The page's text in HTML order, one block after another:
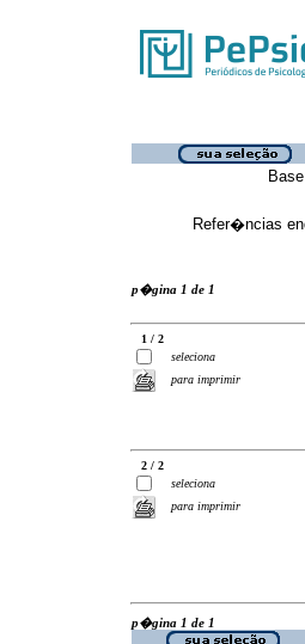
Refer�ncias
p�gina 1 de 1
1 / 2
seleciona
para imprimir
2 / 2
seleciona
para imprimir
p�gina 1 de 1